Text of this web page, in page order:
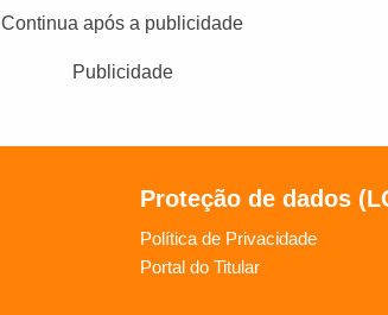
Continua após a publicidade
Publicidade
Proteção de dados
Política de Privacidade
Portal do Titular